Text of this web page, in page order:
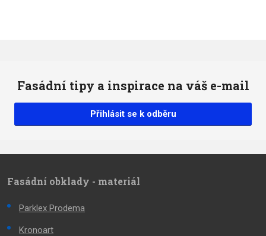
Fasádní tipy a inspirace na váš e-mail
Přihlásit se k odběru
Fasádní obklady - materiál
Parklex Prodema
Kronoart